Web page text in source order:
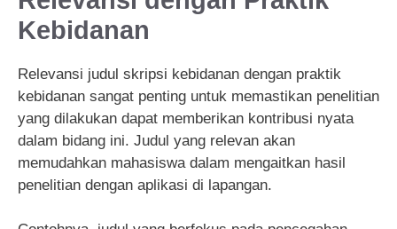
Kebidanan
Relevansi judul skripsi kebidanan dengan praktik
kebidanan sangat penting untuk memastikan penelitian
yang dilakukan dapat memberikan kontribusi nyata
dalam bidang ini. Judul yang relevan akan
memudahkan mahasiswa dalam mengaitkan hasil
penelitian dengan aplikasi di lapangan.